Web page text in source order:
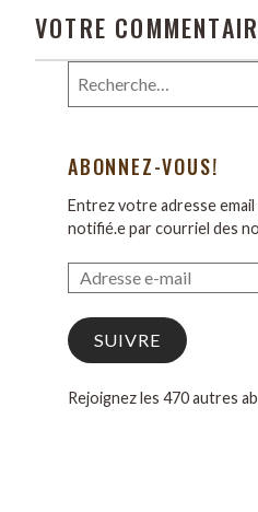
VOTRE
ABONNEZ-VOUS!
Entrez votre adresse
notifié.e par courriel des
SUIVRE
Rejoignez les 470 autres